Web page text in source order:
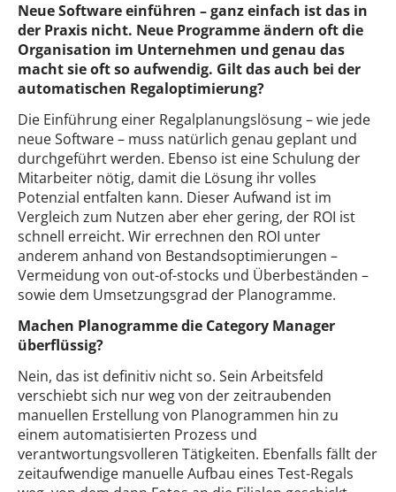
Neue Software einführen – ganz einfach ist das in
der Praxis nicht. Neue Programme ändern oft die
Organisation im Unternehmen und genau das
macht sie oft so aufwendig. Gilt das auch bei der
automatischen Regaloptimierung?
Die Einführung einer Regalplanungslösung – wie jede
neue Software – muss natürlich genau geplant und
durchgeführt werden. Ebenso ist eine Schulung der
Mitarbeiter nötig, damit die Lösung ihr volles
Potenzial entfalten kann. Dieser Aufwand ist im
Vergleich zum Nutzen aber eher gering, der ROI ist
schnell erreicht. Wir errechnen den ROI unter
anderem anhand von Bestandsoptimierungen –
Vermeidung von out-of-stocks und Überbeständen –
sowie dem Umsetzungsgrad der Planogramme.
Machen Planogramme die Category Manager
überflüssig?
Nein, das ist definitiv nicht so. Sein Arbeitsfeld
verschiebt sich nur weg von der zeitraubenden
manuellen Erstellung von Planogrammen hin zu
einem automatisierten Prozess und
verantwortungsvolleren Tätigkeiten. Ebenfalls fällt der
zeitaufwendige manuelle Aufbau eines Test-Regals